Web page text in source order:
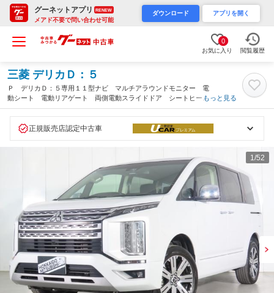
グーネットアプリ RENEW
メアド不要で問い合わせ可能
ダウンロード アプリを開く
0
お気に入り 閲覧履歴
三菱 デリカＤ：５
Ｐ デリカＤ：５専用１１型ナビ マルチアラウンドモニター 電
動シート 電動リアゲート 両側電動スライドドア シートヒータ
ー ハンドルヒーター レーンキープアシスト パドルシフト デ
もっと見る
正規販売店認定中古車
1 /52